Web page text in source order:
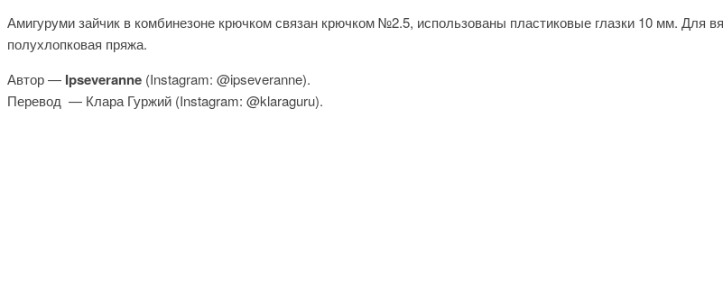
Амигуруми зайчик в комбинезоне крючком связан крючком №2.5, использованы пластиковые глазки 10 мм. Для
полухлопковая пряжа.
Автор — Ipseveranne (Instagram: @ipseveranne).
Перевод — Клара Гуржий (Instagram: @klaraguru).